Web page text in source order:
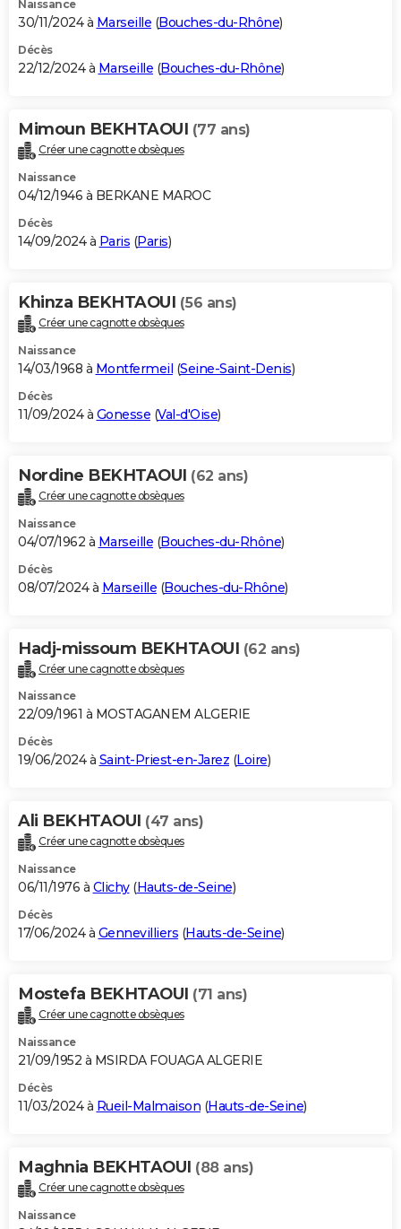
Naissance
30/11/2024 à Marseille (Bouches-du-Rhône)
Décès
22/12/2024 à Marseille (Bouches-du-Rhône)
Mimoun BEKHTAOUI (77 ans)
Créer une cagnotte obsèques
Naissance
04/12/1946 à BERKANE MAROC
Décès
14/09/2024 à Paris (Paris)
Khinza BEKHTAOUI (56 ans)
Créer une cagnotte obsèques
Naissance
14/03/1968 à Montfermeil (Seine-Saint-Denis)
Décès
11/09/2024 à Gonesse (Val-d'Oise)
Nordine BEKHTAOUI (62 ans)
Créer une cagnotte obsèques
Naissance
04/07/1962 à Marseille (Bouches-du-Rhône)
Décès
08/07/2024 à Marseille (Bouches-du-Rhône)
Hadj-missoum BEKHTAOUI (62 ans)
Créer une cagnotte obsèques
Naissance
22/09/1961 à MOSTAGANEM ALGERIE
Décès
19/06/2024 à Saint-Priest-en-Jarez (Loire)
Ali BEKHTAOUI (47 ans)
Créer une cagnotte obsèques
Naissance
06/11/1976 à Clichy(Hauts-de-Seine)
Décès
17/06/2024 à Gennevilliers (Hauts-de-Seine)
Mostefa BEKHTAOUI (71 ans)
Créer une cagnotte obsèques
Naissance
21/09/1952 à MSIRDA FOUAGA ALGERIE
Décès
11/03/2024 à Rueil-Malmaison (Hauts-de-Seine)
Maghnia BEKHTAOUI (88 ans)
Créer une cagnotte obsèques
Naissance